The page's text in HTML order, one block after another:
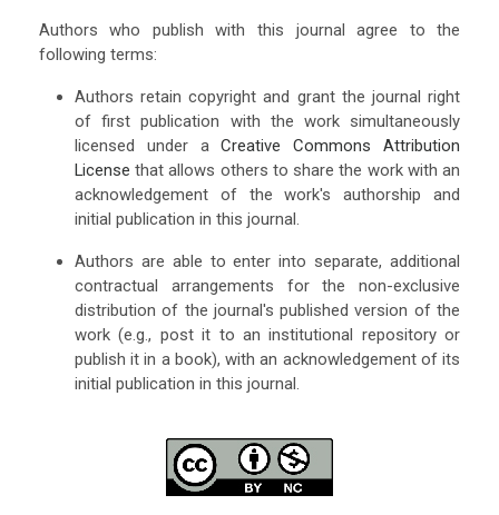
Authors who publish with this journal agree to the
following terms:
Authors retain copyright and grant the journal right
of first publication with the work simultaneously
licensed under aCreative Commons Attribution
License that allows others to share the work with an
acknowledgement of the work's authorship and
initial publication in this journal.
Authors are able to enter into separate, additional
contractual arrangements for the non-exclusive
distribution of the journal's published version of the
work (e.g., post it to an institutional repository or
publish it in a book), with an acknowledgement of its
initial publication in this journal.